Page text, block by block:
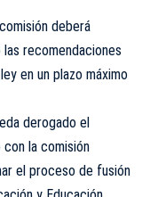
deberá
recomendaciones
en un plazo máximo
derogado el
la comisión
el proceso de fusión